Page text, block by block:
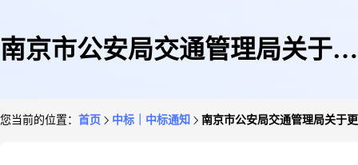
南京市公安局交通管理局关于更
您当前的位置： 首页 中标｜中标通知 南京市公安局交通管理局关于